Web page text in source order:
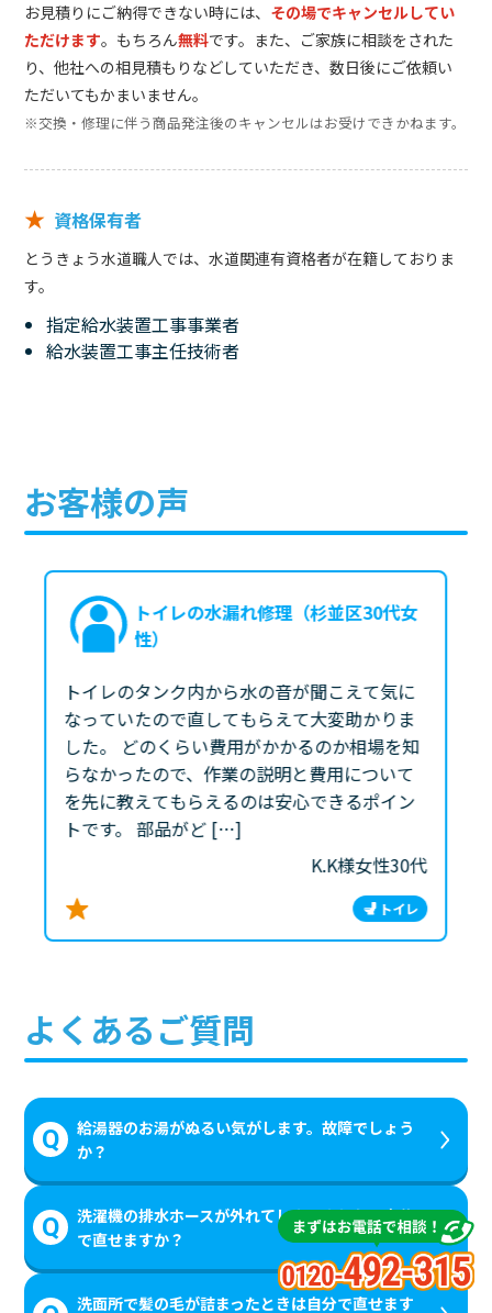
お見積りにご納得できない時には、 その場でキャンセルしてい
ただけます。もちろん無料です。また、ご家族に相談をされた
り、他社への相見積もりなどしていただき、数日後にご依頼い
ただいてもかまいません。
※交換・修理に伴う商品発注後のキャンセルはお受けできかねます。
★ 資格保有者
とうきょう水道職人では、水道関連有資格者が在籍しておりま
す。
指定給水装置工事事業者
給水装置工事主任技術者
お客様の声
トイレの水漏れ修理（杉並区30代女
性）
トイレのタンク内から水の音が聞こえて気に
なっていたので直してもらえて大変助かりま
した。 どのくらい費用がかかるのか相場を知
らなかったので、作業の説明と費用について
を先に教えてもらえるのは安心できるポイン
トです。 部品がど […]
K.K様女性30代
トイレ
よくあるご質問
給湯器のお湯がぬるい気がします。故障でしょう
か？
洗濯機の排水ホースが外れてしまいました。自分
で直せますか？
洗面所で髪の毛が詰まったときは自分で直せます